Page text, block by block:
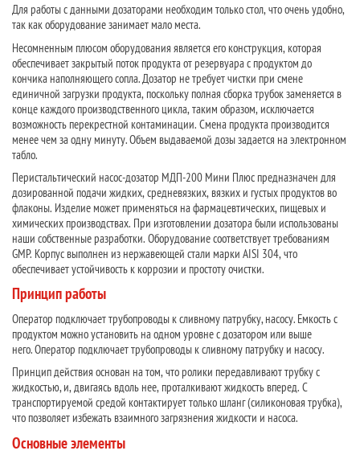
Для работы с данными дозаторами необходим только стол, что очень удобно,
так как оборудование занимает мало места.
Несомненным плюсом оборудования является его конструкция, которая
обеспечивает закрытый поток продукта от резервуара с продуктом до
кончика наполняющего сопла. Дозатор не требует чистки при смене
единичной загрузки продукта, поскольку полная сборка трубок заменяется в
конце каждого производственного цикла, таким образом, исключается
возможность перекрестной контаминации. Смена продукта производится
менее чем за одну минуту. Объем выдаваемой дозы задается на электронном
табло.
Перистальтический насос-дозатор МДП-200 Мини Плюс предназначен для
дозированной подачи жидких, средневязких, вязких и густых продуктов во
флаконы. Изделие может применяться на фармацевтических, пищевых и
химических производствах. При изготовлении дозатора были использованы
наши собственные разработки. Оборудование соответствует требованиям
GMP. Корпус выполнен из нержавеющей стали марки AISI 304, что
обеспечивает устойчивость к коррозии и простоту очистки.
Принцип работы
Оператор подключает трубопроводы к сливному патрубку, насосу. Емкость с
продуктом можно установить на одном уровне с дозатором или выше
него. Оператор подключает трубопроводы к сливному патрубку и насосу.
Принцип действия основан на том, что ролики передавливают трубку с
жидкостью, и, двигаясь вдоль нее, проталкивают жидкость вперед. С
транспортируемой средой контактирует только шланг (силиконовая трубка),
что позволяет избежать взаимного загрязнения жидкости и насоса.
Основные элементы